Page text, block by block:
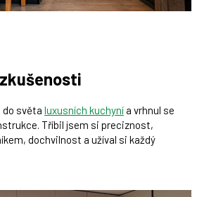
do světa luxusních kuchyní a vrhnul se
Tříbil jsem si preciznost,
dochvilnost a užíval si každý